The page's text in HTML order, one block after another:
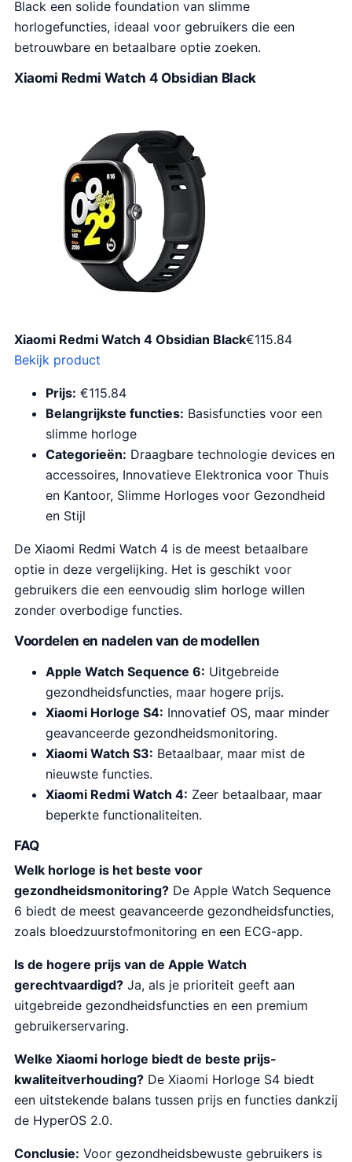
Black een solide foundation van slimme
horlogefuncties, ideaal voor gebruikers die een
betrouwbare en betaalbare optie zoeken.
Xiaomi Redmi Watch 4 Obsidian Black
Xiaomi Redmi Watch 4 Obsidian Black€115.84
Bekijk product
Prijs: €115.84
Belangrijkste functies: Basisfuncties voor een
slimme horloge
Categorieën: Draagbare technologie devices en
accessoires, Innovatieve Elektronica voor Thuis
en Kantoor, Slimme Horloges voor Gezondheid
en Stijl
De Xiaomi Redmi Watch 4 is de meest betaalbare
optie in deze vergelijking. Het is geschikt voor
gebruikers die een eenvoudig slim horloge willen
zonder overbodige functies.
Voordelen en nadelen van de modellen
Apple Watch Sequence 6: Uitgebreide
gezondheidsfuncties, maar hogere prijs.
Xiaomi Horloge S4: Innovatief OS, maar minder
geavanceerde gezondheidsmonitoring.
Xiaomi Watch S3: Betaalbaar, maar mist de
nieuwste functies.
Xiaomi Redmi Watch 4: Zeer betaalbaar, maar
beperkte functionaliteiten.
FAQ
Welk horloge is het beste voor
gezondheidsmonitoring? De Apple Watch Sequence
6 biedt de meest geavanceerde gezondheidsfuncties,
zoals bloedzuurstofmonitoring en een ECG-app.
Is de hogere prijs van de Apple Watch
gerechtvaardigd? Ja, als je prioriteit geeft aan
uitgebreide gezondheidsfuncties en een premium
gebruikerservaring.
Welke Xiaomi horloge biedt de beste prijs-
kwaliteitverhouding? De Xiaomi Horloge S4 biedt
een uitstekende balans tussen prijs en functies dankzij
de HyperOS 2.0.
Conclusie: Voor gezondheidsbewuste gebruikers is